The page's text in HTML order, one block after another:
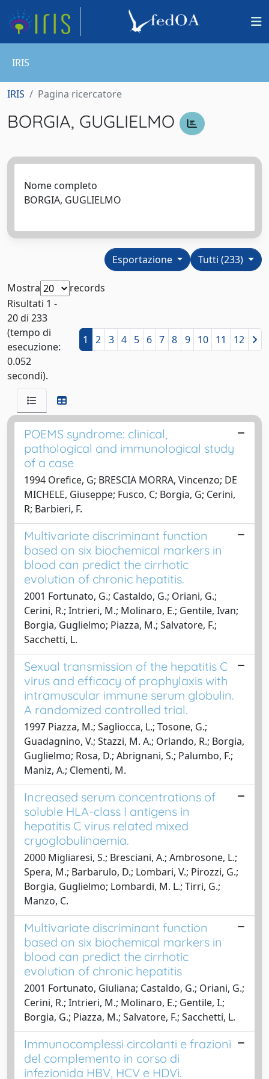
IRIS
IRIS Pagina ricercatore
BORGIA, GUGLIELMO
Nome completo
BORGIA, GUGLIELMO
Tutti (233)
Esportazione
Mostra
records
Risultati 1 -
20 di 233
(tempo di
esecuzione:
0.052
secondi).
1 2 3 4 5 6 7 8 9 10 11 12
POEMS syndrome: clinical,
pathological and immunological study
of a case
1994 Orefice, G; BRESCIA MORRA, Vincenzo; DE
MICHELE, Giuseppe; Fusco, C; Borgia, G; Cerini,
R; Barbieri, F.
Multivariate discriminant function
based on six biochemical markers in
blood can predict the cirrhotic
evolution of chronic hepatitis.
2001 Fortunato, G.; Castaldo, G.; Oriani, G.;
Cerini, R.; Intrieri, M.; Molinaro, E.; Gentile, Ivan;
Borgia, Guglielmo; Piazza, M.; Salvatore, F.;
Sacchetti, L.
Sexual transmission of the hepatitis C
virus and efficacy of prophylaxis with
intramuscular immune serum globulin.
A randomized controlled trial.
1997 Piazza, M.; Sagliocca, L.; Tosone, G.;
Guadagnino, V.; Stazzi, M. A.; Orlando, R.; Borgia,
Guglielmo; Rosa, D.; Abrignani, S.; Palumbo, F.;
Maniz, A.; Clementi, M.
Increased serum concentrations of
soluble HLA-class I antigens in
hepatitis C virus related mixed
cryoglobulinaemia.
2000 Migliaresi, S.; Bresciani, A.; Ambrosone, L.;
Spera, M.; Barbarulo, D.; Lombari, V.; Pirozzi, G.;
Borgia, Guglielmo; Lombardi, M. L.; Tirri, G.;
Manzo, C.
Multivariate discriminant function
based on six biochemical markers in
blood can predict the cirrhotic
evolution of chronic hepatitis
2001 Fortunato, Giuliana; Castaldo, G.; Oriani, G.;
Cerini, R.; Intrieri, M.; Molinaro, E.; Gentile, I.;
Borgia, G.; Piazza, M.; Salvatore, F.; Sacchetti, L.
Immunocomplessi circolanti e frazioni
del complemento in corso di
infezionida HBV, HCV e HDVi.